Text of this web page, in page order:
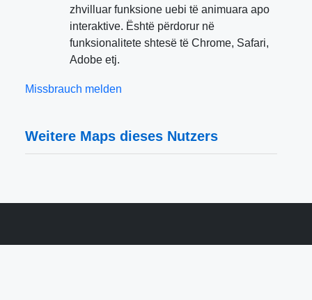
zhvilluar funksione uebi të animuara apo
interaktive. Është përdorur në
funksionalitete shtesë të Chrome, Safari,
Adobe etj.
Missbrauch melden
Weitere Maps dieses Nutzers